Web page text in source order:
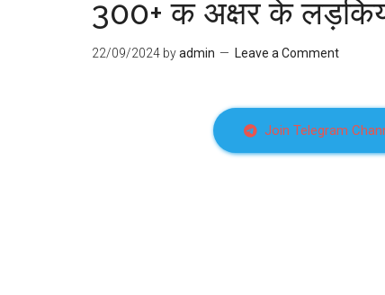
300+ क अक्षर के
22/09/2024 byadmin Leave a Comment
Join Telegram